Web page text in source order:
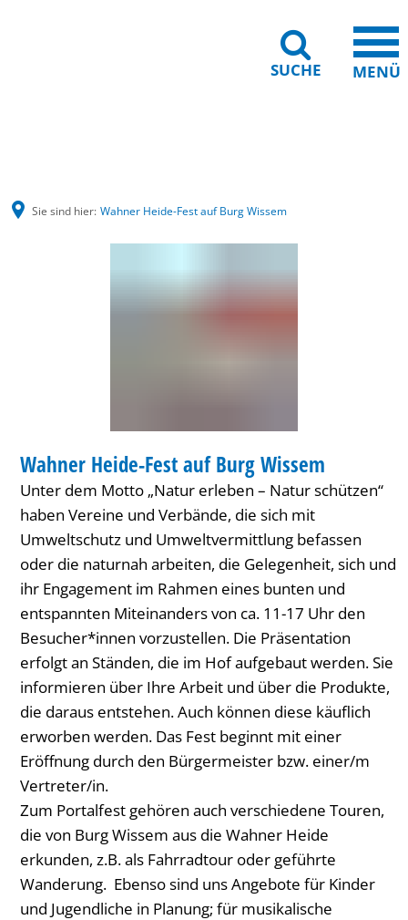
SUCHE MENÜ
Sie sind hier: Wahner Heide-Fest auf Burg Wissem
Wahner Heide-Fest auf Burg Wissem
Unter dem Motto „Natur erleben – Natur schützen“
haben Vereine und Verbände, die sich mit
Umweltschutz und Umweltvermittlung befassen
oder die naturnah arbeiten, die Gelegenheit, sich und
ihr Engagement im Rahmen eines bunten und
entspannten Miteinanders von ca. 11-17 Uhr den
Besucher*innen vorzustellen. Die Präsentation
erfolgt an Ständen, die im Hof aufgebaut werden. Sie
informieren über Ihre Arbeit und über die Produkte,
die daraus entstehen. Auch können diese käuflich
erworben werden. Das Fest beginnt mit einer
Eröffnung durch den Bürgermeister bzw. einer/m
Vertreter/in.
Zum Portalfest gehören auch verschiedene Touren,
die von Burg Wissem aus die Wahner Heide
erkunden, z.B. als Fahrradtour oder geführte
Wanderung. Ebenso sind uns Angebote für Kinder
und Jugendliche in Planung; für musikalische